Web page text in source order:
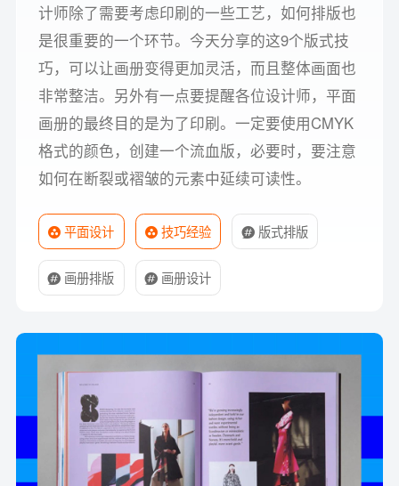
计师除了需要考虑印刷的一些工艺，如何排版也
是很重要的一个环节。今天分享的这9个版式技
巧，可以让画册变得更加灵活，而且整体画面也
非常整洁。另外有一点要提醒各位设计师，平面
画册的最终目的是为了印刷。一定要使用CMYK
格式的颜色，创建一个流血版，必要时，要注意
如何在断裂或褶皱的元素中延续可读性。
平面设计 技巧经验 版式排版
画册排版 画册设计